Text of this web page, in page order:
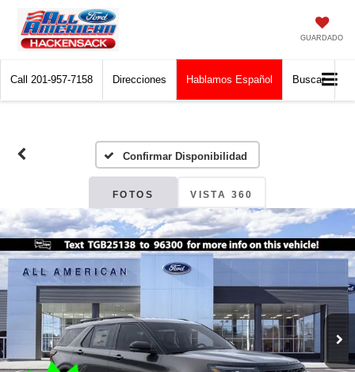
GUARDADO
Call 201-957-7158 Direcciones Hablamos Español Buscar
Confirmar Disponibilidad
FOTOS VISTA 360